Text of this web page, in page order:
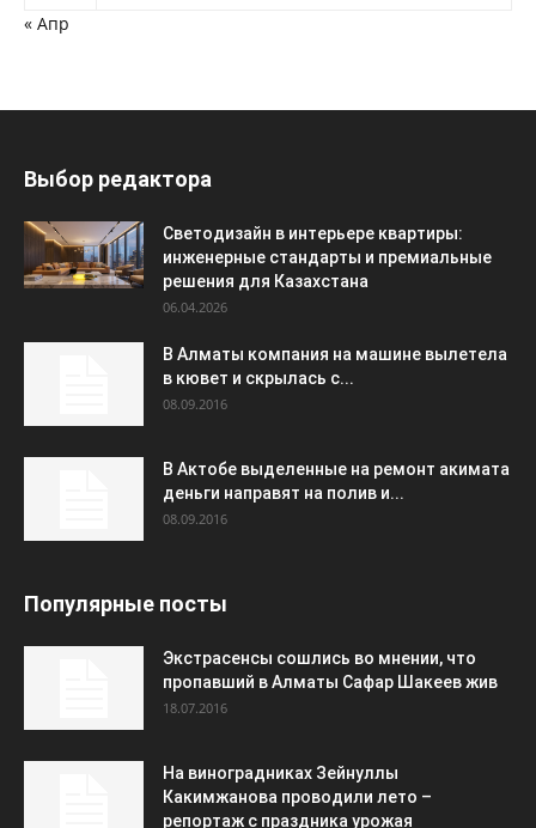
« Апр
Выбор редактора
Светодизайн в интерьере квартиры:
инженерные стандарты и премиальные
решения для Казахстана
06.04.2026
В Алматы компания на машине вылетела
в кювет и скрылась с...
08.09.2016
В Актобе выделенные на ремонт акимата
деньги направят на полив и...
08.09.2016
Популярные посты
Экстрасенсы сошлись во мнении, что
пропавший в Алматы Сафар Шакеев жив
18.07.2016
На виноградниках Зейнуллы
Какимжанова проводили лето –
репортаж с праздника урожая